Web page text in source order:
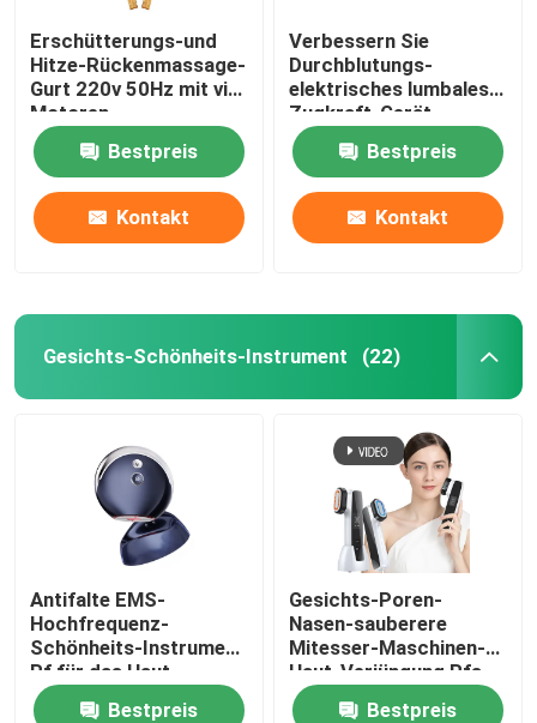
Erschütterungs-und
Hitze-Rückenmassage-
Gurt 220v 50Hz mit vier
Motoren
Bestpreis
Kontakt
Verbessern Sie
Durchblutungs-
elektrisches lumbales
Zugkraft-Gerät-
hinteren Ausdehnung
Massager ROHS
Bestpreis
Kontakt
Gesichts-Schönheits-Instrument (22)
Antifalte EMS-
Hochfrequenz-
Schönheits-Instrument
Rf für das Haut-
Festziehen
Bestpreis
Gesichts-Poren-
Nasen-sauberere
Mitesser-Maschinen-
Haut-Verjüngung Rfs
EMS
Bestpreis